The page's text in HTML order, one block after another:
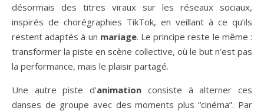
désormais des titres viraux sur les réseaux sociaux,
inspirés de chorégraphies TikTok, en veillant à ce qu’ils
restent adaptés à un mariage. Le principe reste le même :
transformer la piste en scène collective, où le but n’est pas
la performance, mais le plaisir partagé.
Une autre piste d’animation consiste à alterner ces
danses de groupe avec des moments plus “cinéma”. Par